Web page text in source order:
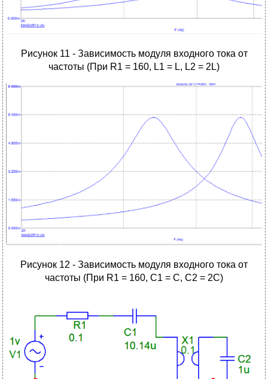
Рисунок 11 - Зависимость модуля входного тока от
частоты (При R1 = 160, L1 = L, L2 = 2L)
Рисунок 12 - Зависимость модуля входного тока от
частоты (При R1 = 160, C1 = C, C2 = 2C)